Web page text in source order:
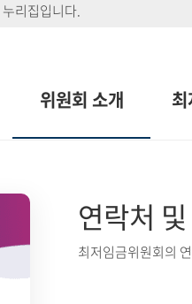
리집입니다.
위원회 소개
연락처
최저임금위원회의